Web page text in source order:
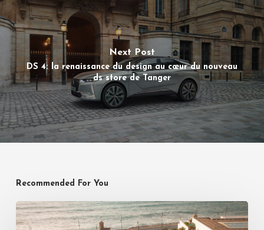
Next Post
DS 4: la renaissance du design au cœur du nouveau
ds store de Tanger
Recommended For You